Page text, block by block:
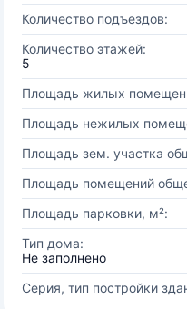
Количество подъездов:
Количество этажей:
5
Площадь жилых
Площадь нежилых
Площадь зем. участка
Площадь помещений
Площадь парковки, м²:
Тип дома:
Не заполнено
Серия, тип постройки